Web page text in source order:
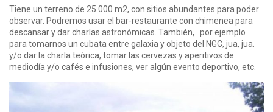
Tiene un terreno de 25.000 m2, con sitios abundantes para poder
observar. Podremos usar el bar-restaurante con chimenea para
descansar y dar charlas astronómicas. También, por ejemplo
para tomarnos un cubata entre galaxia y objeto del NGC, jua, jua.
y/o dar la charla teórica, tomar las cervezas y aperitivos de
mediodía y/o cafés e infusiones, ver algún evento deportivo, etc.